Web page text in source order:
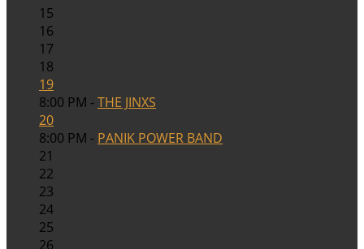
15
16
17
18
19
8:00 PM -THE JINXS
20
8:00 PM - PANIK POWER BAND
21
22
23
24
25
26